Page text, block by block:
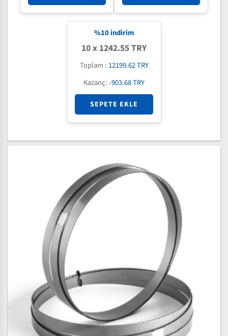
%10indirim
10 x 1242.55 TRY
Toplam : 12199.62 TRY
Kazanç:-903.68 TRY
SEPETE EKLE